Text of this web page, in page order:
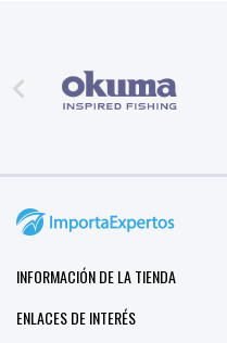

INFORMACIÓN DE LA TIENDA
ENLACES DE INTERÉS